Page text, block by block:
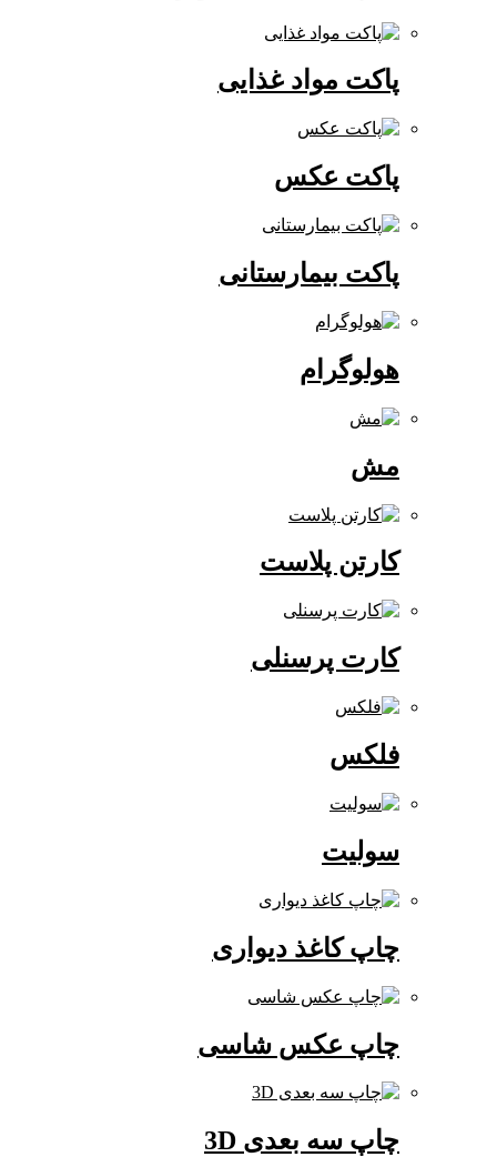
پاکت مواد غذایی
پاکت عکس
پاکت بیمارستانی
هولوگرام
کارتن پلاست
کارت پرسنلی
چاپ کاغذ دیواری
چاپ عکس شاسی
چاپ سه بعدی 3D